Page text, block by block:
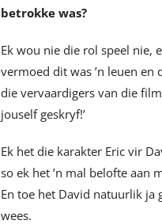
betrokke was?
Ek wou nie die rol speel nie,
vermoed dit was ’n leuen
die vervaardigers van die
jouself geskryf!’
Ek het die karakter Eric vir
so ek het ’n mal belofte aan
En toe het David natuurlik ja
wees.